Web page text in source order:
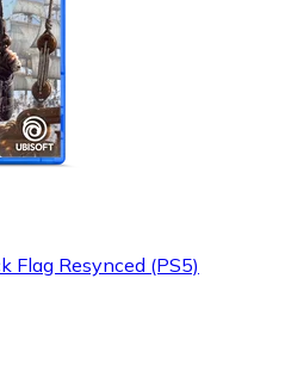
Flag Resynced (PS5)